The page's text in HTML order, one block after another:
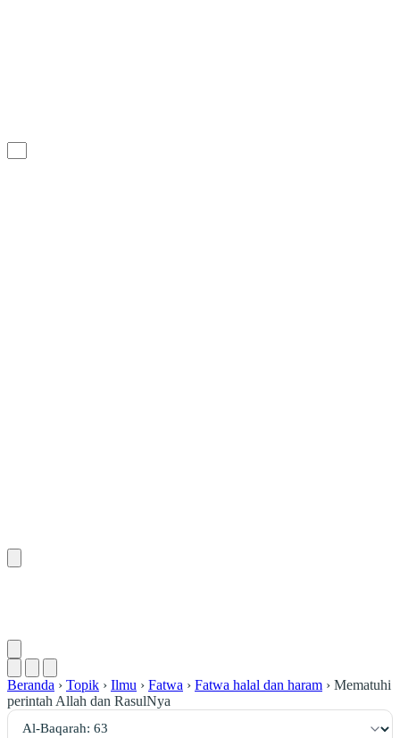
Beranda › Topik › Ilmu › Fatwa › Fatwa halal dan haram › Mematuhi
perintah Allah dan RasulNya